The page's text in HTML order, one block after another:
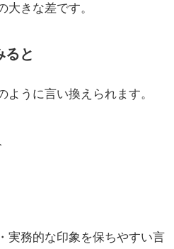
大きな差です。
ると
ように言い換えられます。
実務的な印象を保ちやすい言